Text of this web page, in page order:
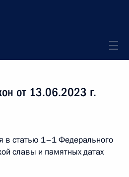
от 13.06.2023 г.
в статью 1–1 Федерального
славы и памятных датах